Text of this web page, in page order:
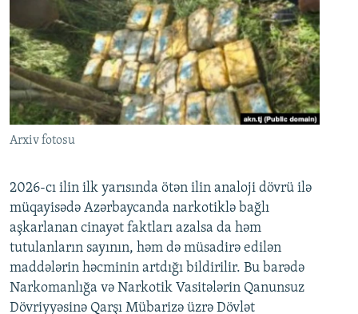
Arxiv fotosu
2026-cı ilin ilk yarısında ötən ilin analoji dövrü ilə
müqayisədə Azərbaycanda narkotiklə bağlı
aşkarlanan cinayət faktları azalsa da həm
tutulanların sayının, həm də müsadirə edilən
maddələrin həcminin artdığı bildirilir. Bu barədə
Narkomanlığa və Narkotik Vasitələrin Qanunsuz
Dövriyyəsinə Qarşı Mübarizə üzrə Dövlət